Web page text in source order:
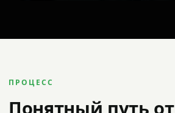
ПРОЦЕСС
Понятный путь от